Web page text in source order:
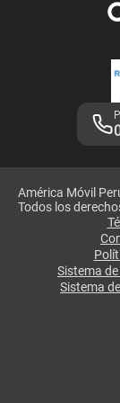
Adquirientes
Mensaje de
Términos y
Libro de
Legales de
América Móvil
Todos los
Sistema
Sistema